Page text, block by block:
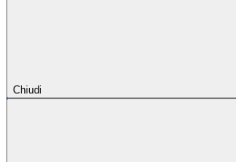
Chiudi